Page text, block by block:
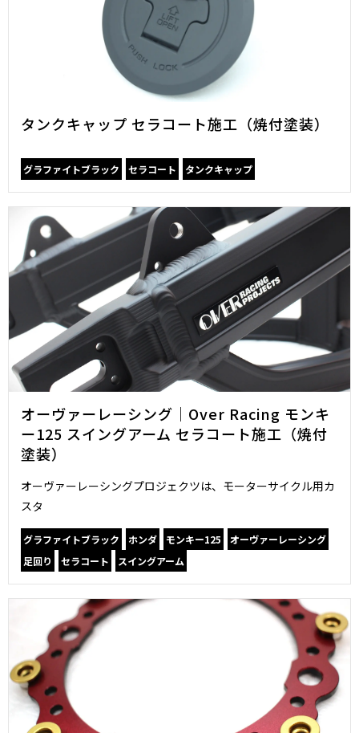
タンクキャップ セラコート施工（焼付塗装）
グラファイトブラック セラコート タンクキャップ
オーヴァーレーシング｜Over Racing モンキ
ー125 スイングアーム セラコート施工（焼付
塗装）
オーヴァーレーシングプロジェクツは、モーターサイクル用カ
スタ
グラファイトブラック ホンダ モンキー125
オーヴァーレーシング
足回り
セラコート スイングアーム